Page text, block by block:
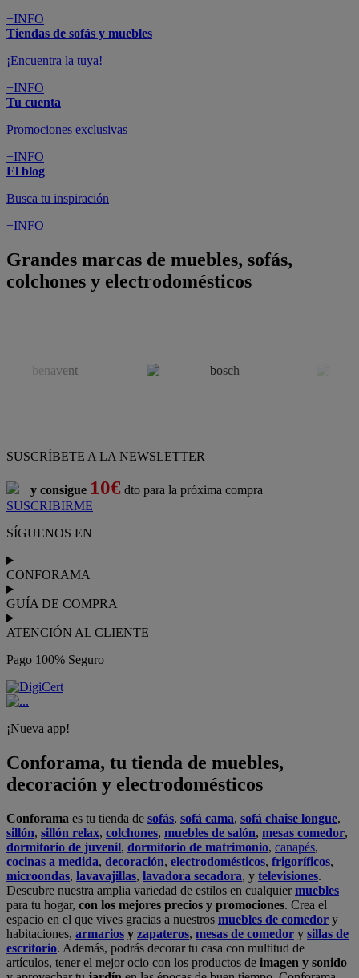
+INFO
Tiendas de sofás y muebles
¡Encuentra la tuya!
+INFO
Tu cuenta
Promociones exclusivas
+INFO
El blog
Busca tu inspiración
+INFO
Grandes marcas de muebles, sofás,
colchones y electrodomésticos
SUSCRÍBETE A LA NEWSLETTER
y consigue 10€ dto para la próxima compra
SUSCRIBIRME
SÍGUENOS EN
CONFORAMA
GUÍA DE COMPRA
ATENCIÓN AL CLIENTE
Pago 100% Seguro
¡Nueva app!
Conforama, tu tienda de muebles,
decoración y electrodomésticos
Conforama es tu tienda de sofás, sofá cama, sofá chaise longue,
sillón, sillón relax, colchones, muebles de salón, mesas comedor,
dormitorio de juvenil, dormitorio de matrimonio, canapés,
cocinas a medida, decoración, electrodomésticos, frigoríficos,
microondas, lavavajillas, lavadora secadora, y televisiones.
Descubre nuestra amplia variedad de estilos en cualquiermuebles
para tu hogar, con los mejores precios y promociones. Crea el
espacio en el que vives gracias a nuestros muebles de comedor y
habitaciones, armarios y zapateros, mesas de comedor y sillas de
escritorio. Además, podrás decorar tu casa con multitud de
artículos, tener el mejor ocio con los productos de imagen y sonido